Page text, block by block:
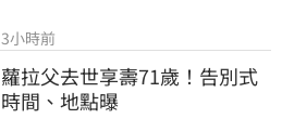
3小時前
蘿拉父去世享壽71歲！告別式
時間、地點曝